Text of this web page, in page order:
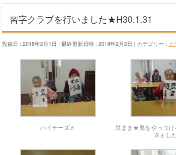
習字クラブを行いました★H30.1.31
投稿日 : 2018年2月1日 最終更新日時 : 2018年2月2日 カテゴリー : ク
ハイチーズ♬
豆まき★鬼をやっつけ
きました